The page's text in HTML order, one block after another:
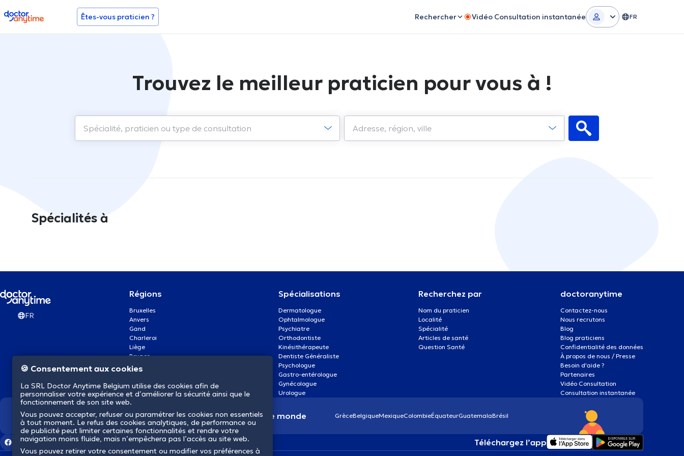
doctoranytime Êtes-vous praticien ? Rechercher Vidéo Consultation instantanée FR
Trouvez le meilleur praticien pour vous à !
Spécialités à
FR
Régions
Bruxelles
Anvers
Gand
Charleroi
Liège
Bruges
Namur
Mons
Aalst Flandre-Orientale
Spécialisations
Dermatologue
Ophtalmologue
Psychiatre
Orthodontiste
Kinésithérapeute
Dentiste Généraliste
Psychologue
Gastro-entérologue
Gynécologue
Urologue
Recherchez par
Nom du praticien
Localité
Spécialité
Articles de santé
Question Santé
doctoranytime
Contactez-nous
Nous recrutons
Blog
Blog praticiens
Confidentialité des données
À propos de nous / Presse
Besoin d'aide ?
Partenaires
Vidéo Consultation
Consultation instantanée
Nous révolutionnons la santé dans le monde GrèceBelgiqueMexiqueColombieÉquateurGuatemalaBrésil
Téléchargez l’app
🍪 Consentement aux cookies
La SRL Doctor Anytime Belgium utilise des cookies afin de
personnaliser votre expérience et d’améliorer la sécurité ainsi que le
fonctionnement de son site web.
Vous pouvez accepter, refuser ou paramétrer les cookies non essentiels
à tout moment. Le refus des cookies analytiques, de performance ou
de publicité peut limiter certaines fonctionnalités et rendre votre
navigation moins fluide, mais n’empêchera pas l’accès au site web.
Vous pouvez retirer votre consentement ou modifier vos préférences à